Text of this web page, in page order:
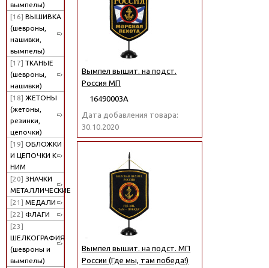
вымпелы)
[16] ВЫШИВКА
(шевроны,
нашивки,
вымпелы)
[17] ТКАНЫЕ
(шевроны,
нашивки)
[18] ЖЕТОНЫ
(жетоны,
резинки,
цепочки)
[19] ОБЛОЖКИ
И ЦЕПОЧКИ К
НИМ
[20] ЗНАЧКИ
МЕТАЛЛИЧЕСКИЕ
[21] МЕДАЛИ
[22] ФЛАГИ
[23]
ШЕЛКОГРАФИЯ
(шевроны и
вымпелы)
Вымпел вышит. на подст.
Россия МП
16490003А
Дата добавления товара:
30.10.2020
Вымпел вышит. на подст. МП
России (Где мы, там победа!)